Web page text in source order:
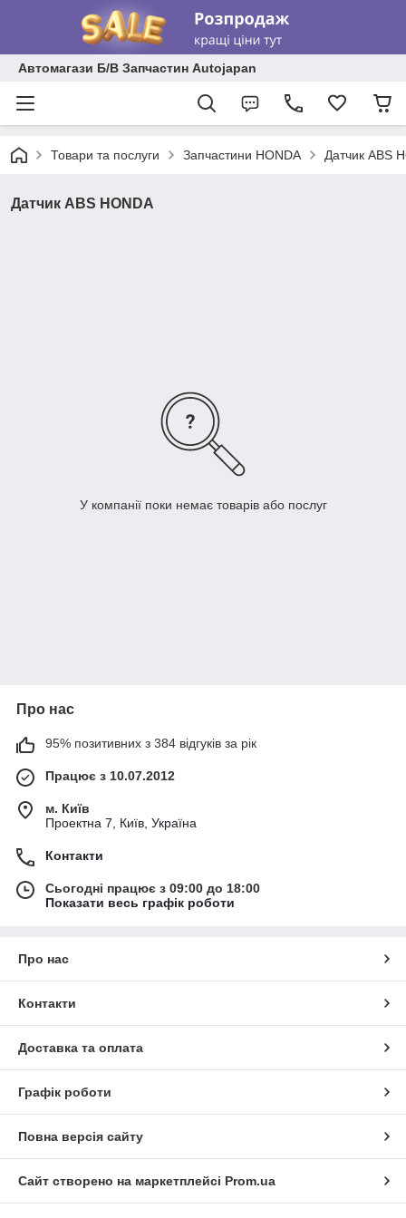
Автомагази Б/В Запчастин Autojapan
Товари та послуги Запчастини HONDA Датчик ABS
Датчик ABS HONDA
У компанії поки немає товарів або послуг
Про нас
95% позитивних з 384 відгуків за рік
Працює з 10.07.2012
м. Київ
Проектна 7, Київ, Україна
Контакти
Сьогодні працює з 09:00 до 18:00
Показати весь графік роботи
Про нас
Контакти
Доставка та оплата
Графік роботи
Повна версія сайту
Сайт створено на маркетплейсі Prom.ua